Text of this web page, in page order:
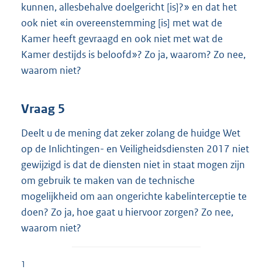
kunnen, allesbehalve doelgericht [is]?» en dat het
ook niet «in overeenstemming [is] met wat de
Kamer heeft gevraagd en ook niet met wat de
Kamer destijds is beloofd»? Zo ja, waarom? Zo nee,
waarom niet?
Vraag 5
Deelt u de mening dat zeker zolang de huidge Wet
op de Inlichtingen- en Veiligheidsdiensten 2017 niet
gewijzigd is dat de diensten niet in staat mogen zijn
om gebruik te maken van de technische
mogelijkheid om aan ongerichte kabelinterceptie te
doen? Zo ja, hoe gaat u hiervoor zorgen? Zo nee,
waarom niet?
1